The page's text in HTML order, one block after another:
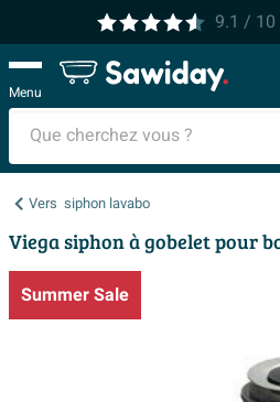
9.1 / 10
Menu
Vers siphon lavabo
Summer Sale